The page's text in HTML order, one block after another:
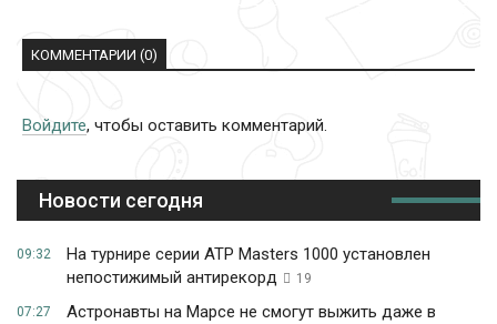
КОММЕНТАРИИ (0)
Войдите, чтобы оставить комментарий.
Новости сегодня
09:32
На турнире серии ATP Masters 1000 установлен
непостижимый антирекорд
19
07:27
Астронавты на Марсе не смогут выжить даже в